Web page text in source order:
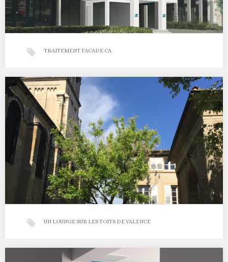
Façade Crédit Agricole de Montélimar
Fin 2017/2018 L’agence a été mise au concept il y a peu, ( photo de
l’existant…
TRAITEMENT FACADE CA
Un jardin sur les toits de Valence
UN LOUNGE SUR LES TOITS DE VALENCE